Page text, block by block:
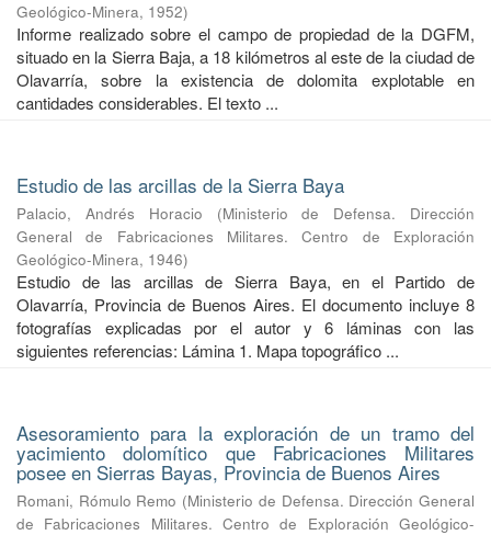
Geológico-Minera, 1952)
Informe realizado sobre el campo de propiedad de la DGFM,
situado en la Sierra Baja, a 18 kilómetros al este de la ciudad de
Olavarría, sobre la existencia de dolomita explotable en
cantidades considerables. El texto ...
Estudio de las arcillas de la Sierra Baya
Palacio, Andrés Horacio (Ministerio de Defensa. Dirección
General de Fabricaciones Militares. Centro de Exploración
Geológico-Minera, 1946)
Estudio de las arcillas de Sierra Baya, en el Partido de
Olavarría, Provincia de Buenos Aires. El documento incluye 8
fotografías explicadas por el autor y 6 láminas con las
siguientes referencias: Lámina 1. Mapa topográfico ...
Asesoramiento para la exploración de un tramo del
yacimiento dolomítico que Fabricaciones Militares
posee en Sierras Bayas, Provincia de Buenos Aires
Romani, Rómulo Remo (Ministerio de Defensa. Dirección General
de Fabricaciones Militares. Centro de Exploración Geológico-